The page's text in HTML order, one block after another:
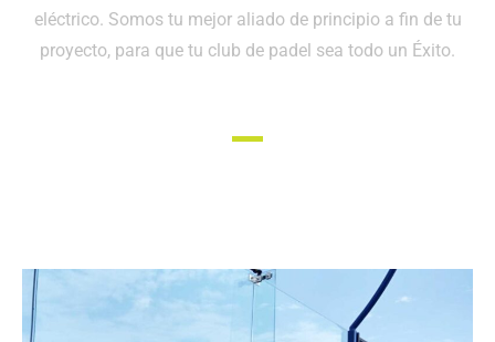
eléctrico. Somos tu mejor aliado de principio a fin de tu
proyecto, para que tu club de padel sea todo un Éxito.